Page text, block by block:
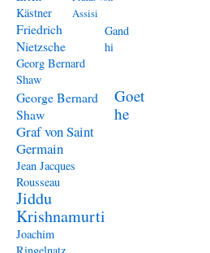
Kästner
Assisi
Friedrich
Nietzsche
Gand
hi
Georg Bernard
Shaw
George Bernard
Shaw
Goet
he
Graf von Saint
Germain
Jean Jacques
Rousseau
Jiddu
Krishnamurti
Joachim